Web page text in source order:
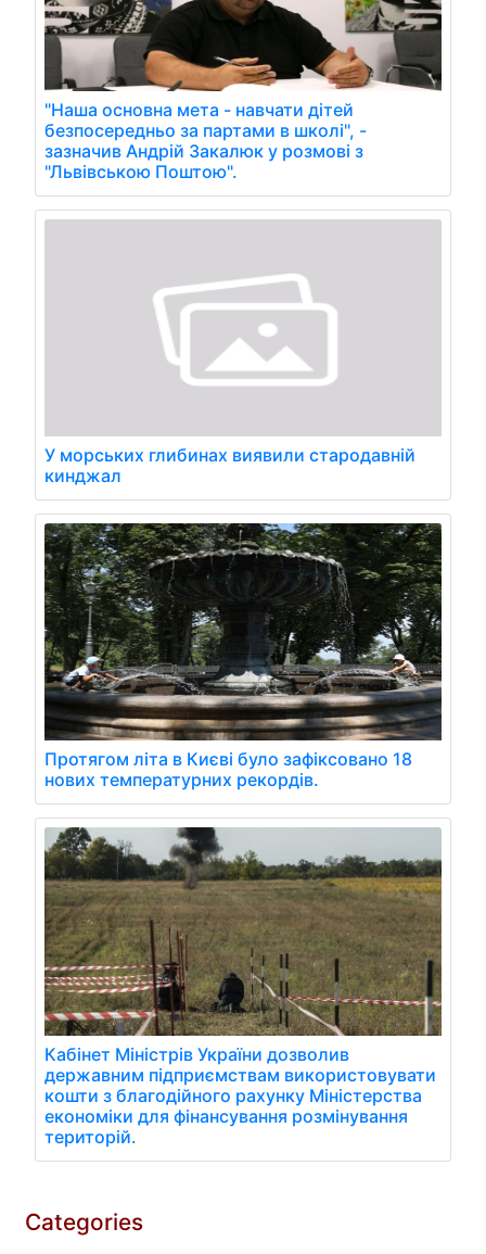
"Наша основна мета - навчати дітей
безпосередньо за партами в школі", -
зазначив Андрій Закалюк у розмові з
"Львівською Поштою".
У морських глибинах виявили стародавній
кинджал
Протягом літа в Києві було зафіксовано 18
нових температурних рекордів.
Кабінет Міністрів України дозволив
державним підприємствам використовувати
кошти з благодійного рахунку Міністерства
економіки для фінансування розмінування
територій.
Categories